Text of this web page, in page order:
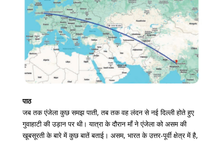
पाठ
जब तक एंजेला कुछ समझ पाती, तब तक वह लंदन से नई दिल्ली होते हुए
गुवाहाटी की उड़ान पर थी। यात्रा के दौरान माँ ने एंजेला को असम की
खूबसूरती के बारे में कुछ बातें बताई। असम, भारत के उत्तर-पूर्वी क्षेत्र में है,